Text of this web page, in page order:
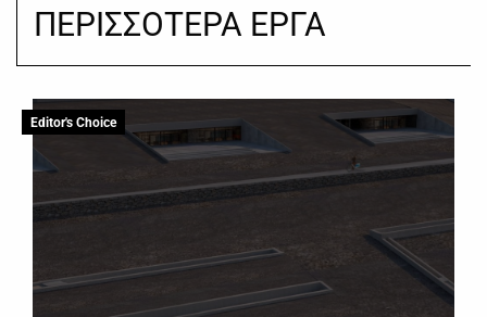
ΠΕΡΙΣΣΟΤΕΡΑ ΕΡΓΑ
Editor's Choice